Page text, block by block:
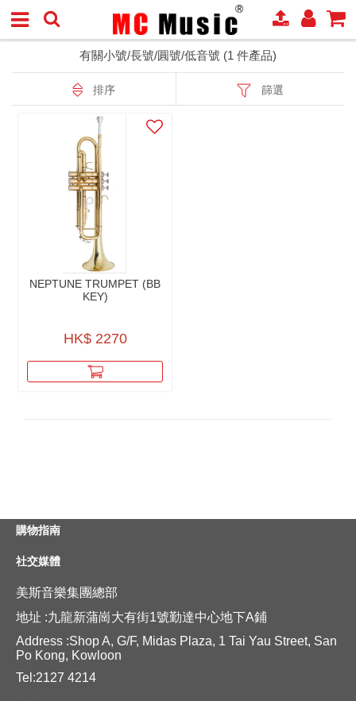
有關小號/長號/圓號/低音號 (1 件產品)
排序 篩選
NEPTUNE TRUMPET (BB
KEY)
HK$ 2270
購物指南
社交媒體
美斯音樂集團總部
地址 :九龍新蒲崗大有街1號勤達中心地下A鋪
Address :Shop A, G/F, Midas Plaza, 1 Tai Yau Street, San
Po Kong, Kowloon
Tel:2127 4214